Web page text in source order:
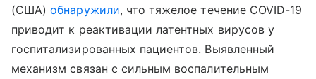
(США)обнаружили, что тяжелое течение COVID-19
приводит к реактивации латентных вирусов у
госпитализированных пациентов. Выявленный
механизм связан с сильным воспалительным